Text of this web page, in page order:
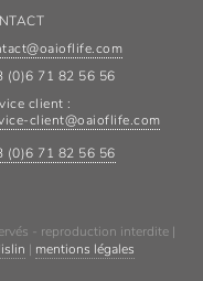
(0)6 71 82 56 56
client :
client@oaioflife.com
(0)6 71 82 56 56
- reproduction interdite |
| mentions légales